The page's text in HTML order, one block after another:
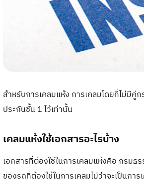
สำหรับการเคลมแห้ง การเคลมโดยที่ไม่มี
ประกันชั้น 1 ไว้เท่านั้น
เคลมแห้งใช้เอกสารอะไรบ้าง
เอกสารที่ต้องใช้ในการเคลมแห้งคือ กรมธ
ของรถที่ต้องใช้ในการเคลมไม่ว่าจะเป็นกา